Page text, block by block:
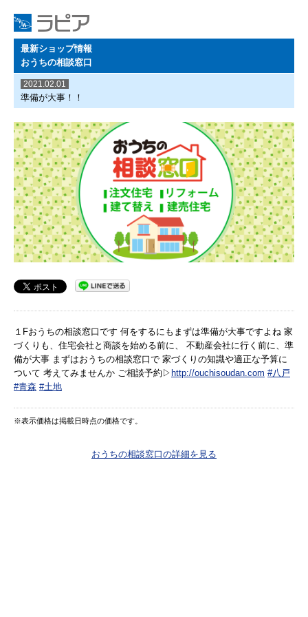
最新ショップ情報
おうちの相談窓口
2021.02.01
準備が大事！！
１Fおうちの相談窓口です 何をするにもまずは準備が大事ですよね 家
づくりも、住宅会社と商談を始める前に、 不動産会社に行く前に、準
備が大事 まずはおうちの相談窓口で 家づくりの知識や適正な予算に
ついて 考えてみませんか ご相談予約▷ http://ouchisoudan.com #八戸
#青森 #土地
※表示価格は掲載日時点の価格です。
おうちの相談窓口の詳細を見る